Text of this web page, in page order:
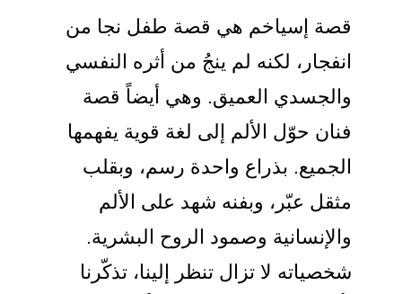
قصة إسياخم هي قصة طفل نجا من
انفجار، لكنه لم ينجُ من أثره النفسي
والجسدي العميق. وهي أيضاً قصة
فنان حوّل الألم إلى لغة قوية يفهمها
الجميع. بذراع واحدة رسم، وبقلب
مثقل عبّر، وبفنه شهد على الألم
والإنسانية وصمود الروح البشرية.
شخصياته لا تزال تنظر إلينا، تذكّرنا